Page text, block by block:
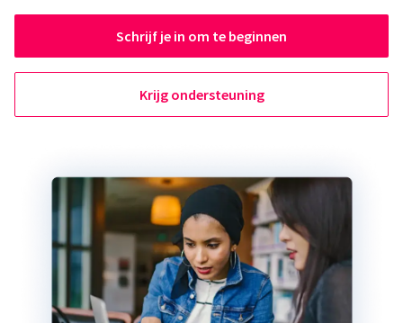
Schrijf je in om te beginnen
Krijg ondersteuning